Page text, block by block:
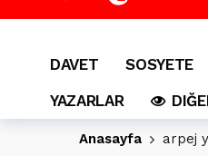
DAVET SOSYETE
YAZARLAR
Anasayfa arpej